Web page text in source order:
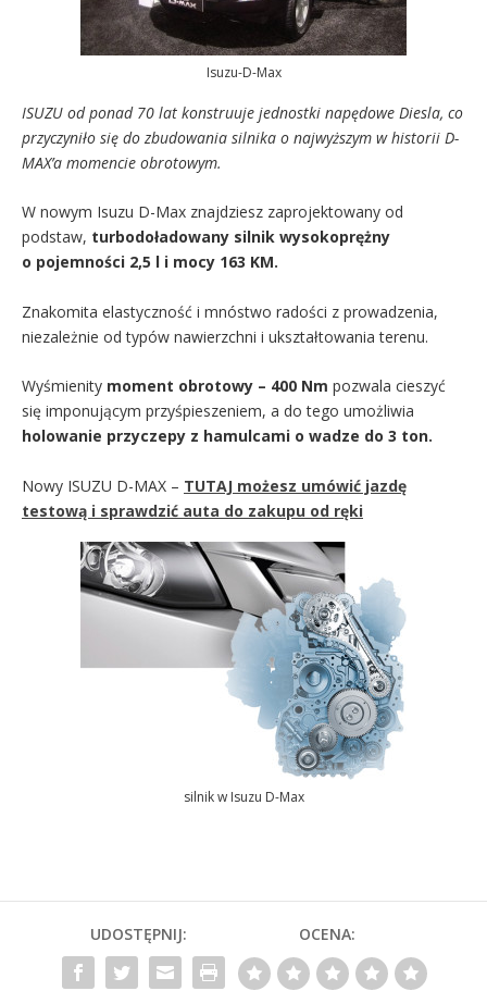
Isuzu-D-Max
ISUZU od ponad 70 lat konstruuje jednostki napędowe Diesla, co
przyczyniło się do zbudowania silnika o najwyższym w historii D-
MAX’a momencie obrotowym.
W nowym Isuzu D-Max znajdziesz zaprojektowany od
podstaw, turbodoładowany silnik wysokoprężny
o pojemności 2,5 l i mocy 163 KM.
Znakomita elastyczność i mnóstwo radości z prowadzenia,
niezależnie od typów nawierzchni i ukształtowania terenu.
Wyśmienity moment obrotowy – 400 Nm pozwala cieszyć
się imponującym przyśpieszeniem, a do tego umożliwia
holowanie przyczepy z hamulcami o wadze do 3 ton.
Nowy ISUZU D-MAX – TUTAJ możesz umówić jazdę
testową i sprawdzić auta do zakupu od ręki
silnik w Isuzu D-Max
UDOSTĘPNIJ: OCENA: